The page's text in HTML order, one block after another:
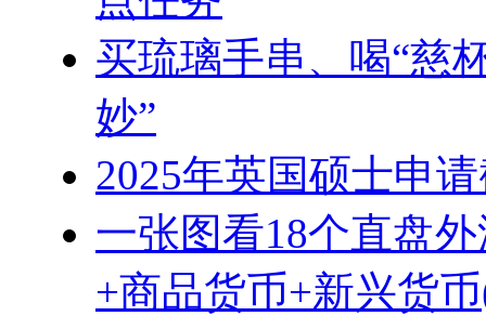
买琉璃手串、喝“慈
妙”
2025年英国硕士申
一张图看18个直盘
+商品货币+新兴货